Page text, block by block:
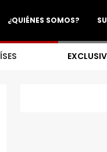
¿QUIÉNES SOMOS?